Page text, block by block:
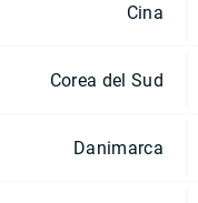
Cina
Corea del Sud
Danimarca